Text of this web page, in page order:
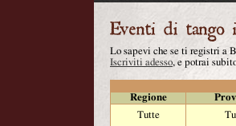
Lo sapevi che se ti registri a
Iscriviti adesso, e potrai
Regione
Tutte